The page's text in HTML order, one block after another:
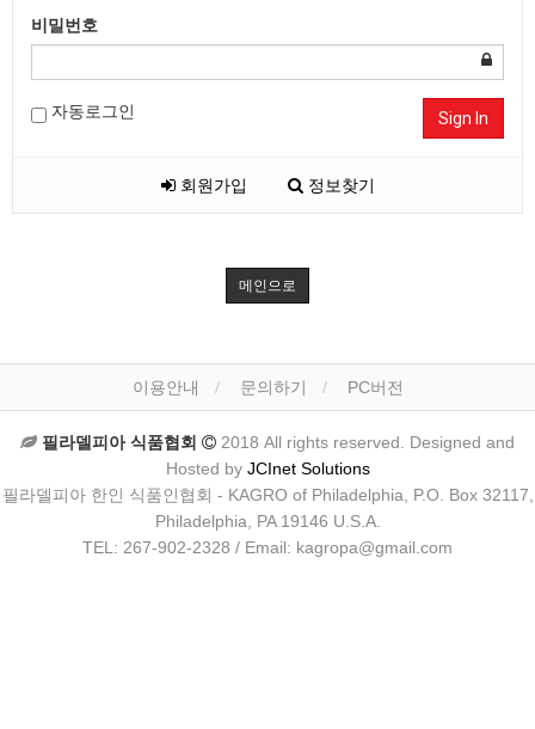
비밀번호
자동로그인 Sign In
회원가입 정보찾기
메인으로
이용안내 문의하기 PC버전
필라델피아 식품협회
2018 All rights reserved. Designed and
Hosted by JCInet Solutions
필라델피아 한인 식품인협회 - KAGRO of Philadelphia, P.O. Box 32117,
Philadelphia, PA 19146 U.S.A.
TEL: 267-902-2328 / Email: kagropa@gmail.com